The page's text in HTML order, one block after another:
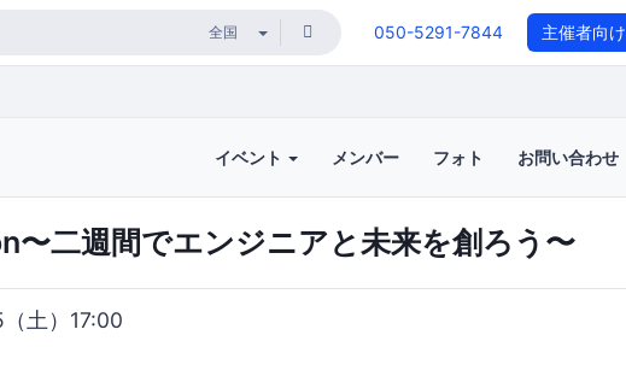
050-5291-7844 主催者向け
イベント メンバー フォト お問い合わせ
二週間でエンジニアと未来を創ろう〜
土）17:00